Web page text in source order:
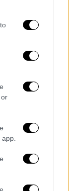
με το
με
στις
του
λόγω